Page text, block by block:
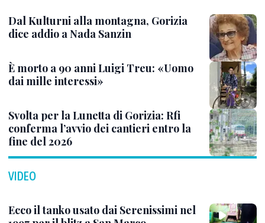
Dal Kulturni alla montagna, Gorizia
dice addio a Nada Sanzin
È morto a 90 anni Luigi Treu: «Uomo
dai mille interessi»
Svolta per la Lunetta di Gorizia: Rfi
conferma l’avvio dei cantieri entro la
fine del 2026
VIDEO
Ecco il tanko usato dai Serenissimi nel